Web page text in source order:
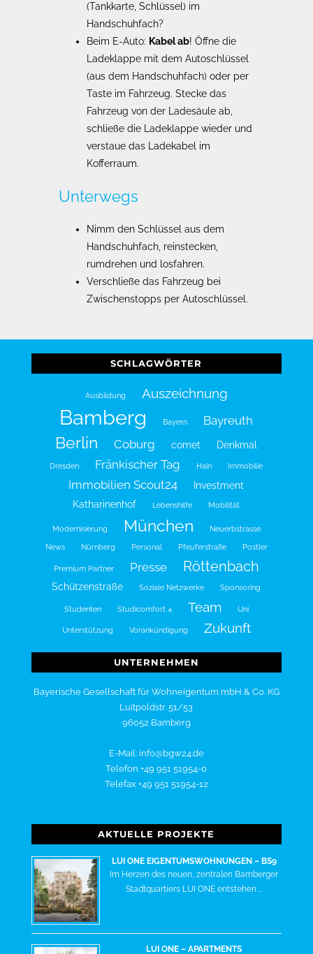
(Tankkarte, Schlüssel) im
Handschuhfach?
Beim E-Auto: Kabel ab! Öffne die
Ladeklappe mit dem Autoschlüssel
(aus dem Handschuhfach) oder per
Taste im Fahrzeug. Stecke das
Fahrzeug von der Ladesäule ab,
schließe die Ladeklappe wieder und
verstaue das Ladekabel im
Kofferraum.
Unterwegs
Nimm den Schlüssel aus dem
Handschuhfach, reinstecken,
rumdrehen und losfahren.
Verschließe das Fahrzeug bei
Zwischenstopps per Autoschlüssel.
SCHLAGWÖRTER
Ausbildung Auszeichnung
Bamberg Bayern Bayreuth
Berlin Coburg comet Denkmal
Dresden Fränkischer Tag Hain Immobilie
Immobilien Scout24
Investment
Katharinenhof
Lebenshilfe Mobilität
Modernisierung München Neuerbstrasse
News Nürnberg Personal Pfeuferstraße Postler
Premium Partner Presse Röttenbach
Schützenstraße Soziale Netzwerke Sponsoring
Studenten Studicomfort 4 Team Uni
Unterstützung Vorankündigung Zukunft
UNTERNEHMEN
Bayerische Gesellschaft für Wohneigentum mbH & Co. KG
Luitpoldstr. 51/53
96052 Bamberg
E-Mail: info@bgw24.de
Telefon +49 951 51954-0
Telefax +49 951 51954-12
AKTUELLE PROJEKTE
LUI ONE EIGENTUMSWOHNUNGEN – BS9
Im Herzen des neuen, zentralen Bamberger
Stadtquartiers LUI ONE entstehen …
LUI ONE – APARTMENTS